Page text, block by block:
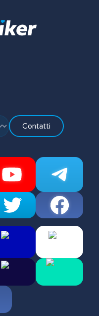
Contatti